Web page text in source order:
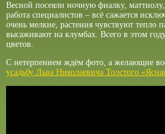
Весной посеяли ночную фиалку,
работа специалистов – всё сажается
очень мелкие, растения чувствуют
высаживают на клумбах. Всего в этом
цветов.
С нетерпением ждём фото, а желающие
усадьбу Льва Николаевича Толстого